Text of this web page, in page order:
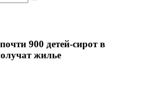
900 детей-сирот в
жилье